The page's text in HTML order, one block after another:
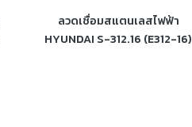
ลวดเชื่อมสแตนเลสไฟฟ้า
HYUNDAI S-312.16 (E312-16)